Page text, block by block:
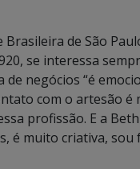
Brasileira de São
se interessa
negócios “é
com o artesão
profissão. E a
é muito criativa, sou